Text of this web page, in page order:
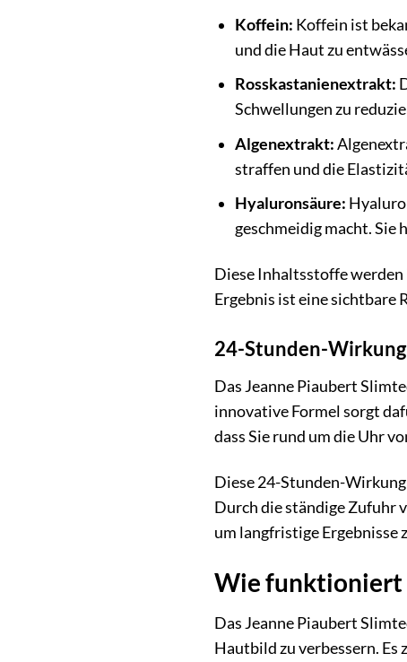
Koffein: Koffein ist
und die Haut zu
Rosskastanienextrakt:
Schwellungen zu
Algenextrakt:
straffen und die
Hyaluronsäure:
geschmeidig macht. Sie
Diese Inhaltsstoffe
Ergebnis ist eine sichtbare
24-Stunden-
Das Jeanne Piaubert
innovative Formel sorgt
dass Sie rund um die Uhr
Diese 24-Stunden-
Durch die ständige Zufuhr
um langfristige Ergebnisse
Wie funktioniert
Das Jeanne Piaubert
Hautbild zu verbessern. Es